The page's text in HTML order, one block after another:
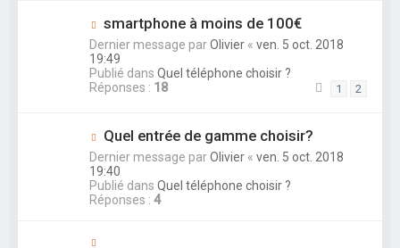
smartphone à moins de 100€
Dernier message parOlivier « ven. 5 oct. 2018
19:49
Publié dans Quel téléphone choisir ?
Réponses : 18 1 2
Quel entrée de gamme choisir?
Dernier message parOlivier « ven. 5 oct. 2018
19:40
Publié dans Quel téléphone choisir ?
Réponses : 4